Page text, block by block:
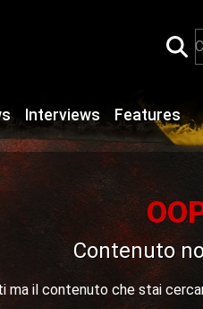
Interviews Features
Contenuto
ma il contenuto che stai